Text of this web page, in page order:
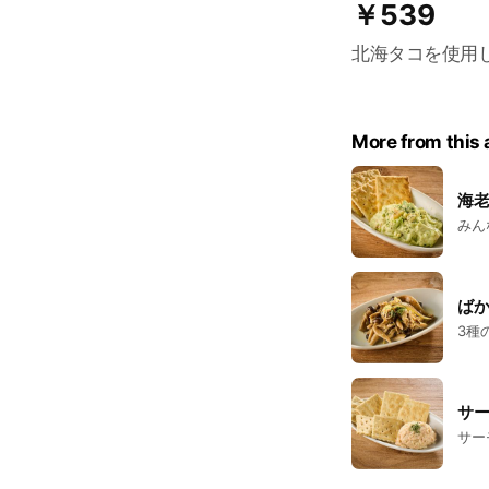
￥539
北海タコを使用
More from this
海
みん
ば
3種
サ
サー